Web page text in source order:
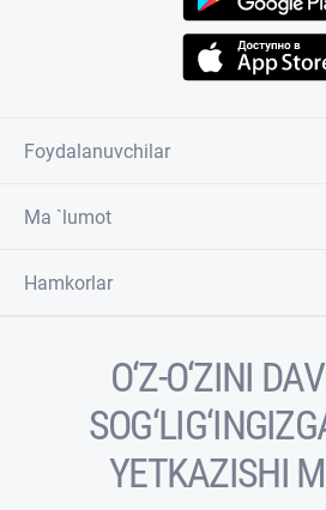
Foydalanuvchilar
Ma `lumot
Hamkorlar
O‘Z-O‘ZINI
YETKAZISHI